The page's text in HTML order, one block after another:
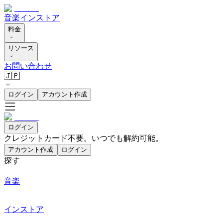
音楽インストア
料金
リソース
お問い合わせ
🇯🇵
ログイン アカウント作成
ログイン
クレジットカード不要。いつでも解約可能。
アカウント作成 ログイン
探す
音楽
インストア